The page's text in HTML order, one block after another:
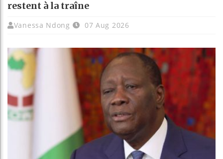
restent à la traîne
Vanessa Ndong 07 Aug 2026